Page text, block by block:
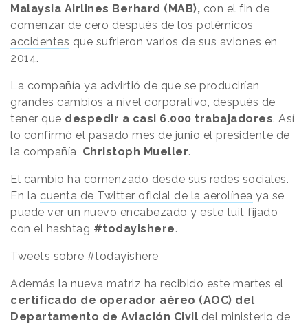
Malaysia Airlines Berhard (MAB), con el fin de
comenzar de cero después de los polémicos
accidentes que sufrieron varios de sus aviones en
2014.
La compañía ya advirtió de que se producirían
grandes cambios a nivel corporativo, después de
tener que despedir a casi 6.000 trabajadores. Así
lo confirmó el pasado mes de junio el presidente de
la compañía, Christoph Mueller.
El cambio ha comenzado desde sus redes sociales.
En la cuenta de Twitter oficial de la aerolínea ya se
puede ver un nuevo encabezado y este tuit fijado
con el hashtag #todayishere.
Tweets sobre #todayishere
Además la nueva matriz ha recibido este martes el
certificado de operador aéreo (AOC) del
Departamento de Aviación Civil del ministerio de